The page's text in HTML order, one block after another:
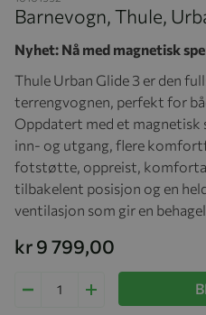
Barnevogn, Thule,
Nyhet: Nå med magnetisk
Thule Urban Glide 3 er den
terrengvognen, perfekt for
Oppdatert med et magnetisk
inn- og utgang, flere
fotstøtte, oppreist,
tilbakelent posisjon og en
ventilasjon som gir en
kr 9 799,00